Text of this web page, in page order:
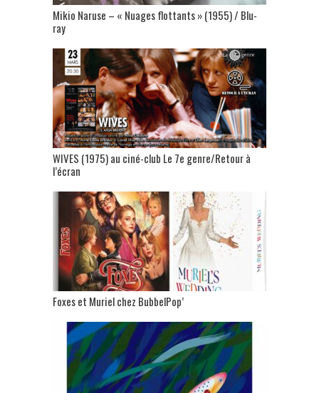
Mikio Naruse – « Nuages flottants » (1955) / Blu-
ray
WIVES (1975) au ciné-club Le 7e genre/Retour à
l’écran
Foxes et Muriel chez BubbelPop’